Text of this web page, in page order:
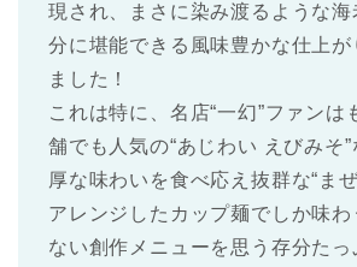
現され、まさに染み渡るような
分に堪能できる風味豊かな仕上が
ました！
これは特に、名店“一幻”ファンは
舗でも人気の“あじわい えびみそ
厚な味わいを食べ応え抜群な“ま
アレンジしたカップ麺でしか味わ
ない創作メニューを思う存分たっ